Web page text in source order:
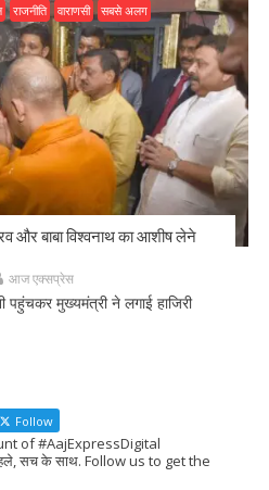
राजनीति वाराणसी सबसे अलग
और बाबा विश्वनाथ का आशीष लेने
आज एक्सप्रेस
पहुंचकर मुख्यमंत्री ने लगाई हाजिरी
Follow
of #AajExpressDigital
सच के साथ. Follow us to get the